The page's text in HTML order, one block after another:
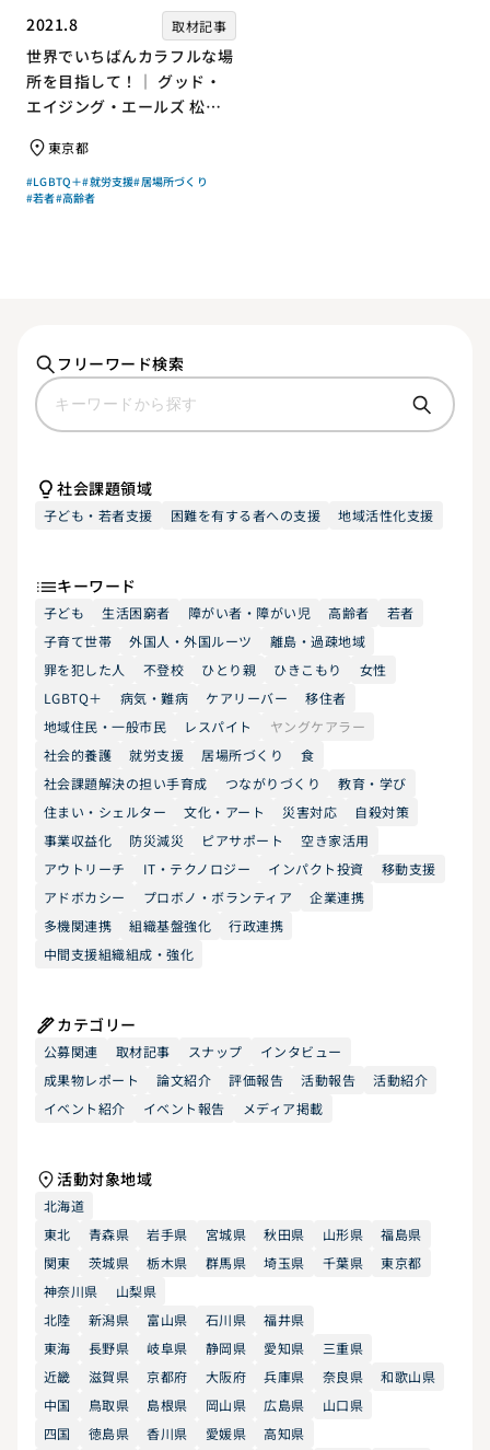
2021.8 取材記事
世界でいちばんカラフルな場
所を目指して！｜ グッド・
エイジング・エールズ 松中
慶子さん【聞き手】
東京都
#LGBTQ＋#就労支援#居場所づくり
#若者#高齢者
フリーワード検索
社会課題領域
子ども・若者支援 困難を有する者への支援 地域活性化支援
キーワード
子ども 生活困窮者 障がい者・障がい児 高齢者
若者
子育て世帯
外国人・外国ルーツ
離島・過疎地域
罪を犯した人
不登校 ひとり親 ひきこもり
女性
LGBTQ＋
病気・難病 ケアリーバー
移住者
地域住民・一般市民
レスパイト
ヤングケアラー
社会的養護
就労支援 居場所づくり
食
社会課題解決の担い手育成
つながりづくり
教育・学び
住まい・シェルター
文化・アート 災害対応
自殺対策
事業収益化
防災減災 ピアサポート
空き家活用
アウトリーチ
IT・テクノロジー インパクト投資
移動支援
アドボカシー
プロボノ・ボランティア
企業連携
多機関連携
組織基盤強化
行政連携
中間支援組織組成・強化
カテゴリー
公募関連 取材記事 スナップ
インタビュー
成果物レポート
論文紹介 評価報告 活動報告
活動紹介
イベント紹介
イベント報告 メディア掲載
活動対象地域
北海道
東北
青森県 岩手県 宮城県 秋田県 山形県
福島県
関東
茨城県 栃木県 群馬県 埼玉県 千葉県
東京都
神奈川県
山梨県
北陸
新潟県 富山県 石川県
福井県
東海
長野県 岐阜県 静岡県 愛知県
三重県
近畿
滋賀県 京都府 大阪府 兵庫県 奈良県
和歌山県
中国
鳥取県 島根県 岡山県 広島県
山口県
四国
徳島県 香川県 愛媛県
高知県